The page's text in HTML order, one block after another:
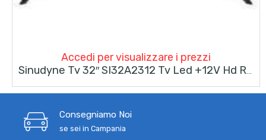
Accedi per visualizzare i prezzi
Sinudyne Tv 32″ SI32A2312 Tv Led +12V Hd Ready DVB T2-S2
Consegniamo Noi
se sei in Campania